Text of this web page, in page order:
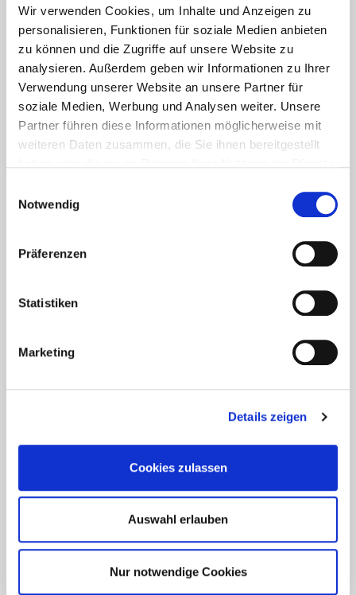
Wir verwenden Cookies, um Inhalte und Anzeigen zu
personalisieren, Funktionen für soziale Medien anbieten
zu können und die Zugriffe auf unsere Website zu
analysieren. Außerdem geben wir Informationen zu Ihrer
Verwendung unserer Website an unsere Partner für
soziale Medien, Werbung und Analysen weiter. Unsere
Partner führen diese Informationen möglicherweise mit
weiteren Daten zusammen, die Sie ihnen bereitgestellt
Notwendig
Präferenzen
Statistiken
Marketing
Details zeigen
Cookies zulassen
Auswahl erlauben
Nur notwendige Cookies
Aktuelles - Nyheter
Ansteckungsgefahren aus dem
Osten?
Mehr erfahren
17. März 2020